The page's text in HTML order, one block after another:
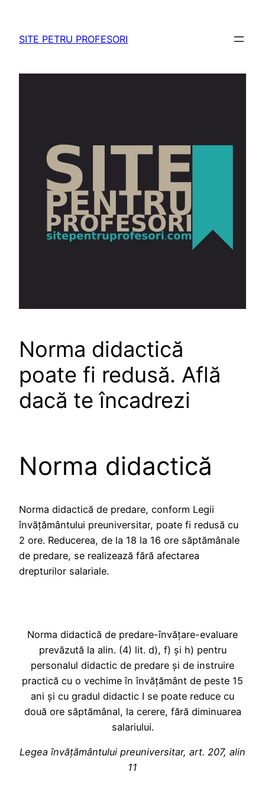
conținut
SITE PETRU PROFESORI
Norma didactică
poate fi redusă. Află
dacă te încadrezi
Norma didactică
Norma didactică de predare, conform Legii
învățământului preuniversitar, poate fi redusă cu
2 ore. Reducerea, de la 18 la 16 ore săptămânale
de predare, se realizează fără afectarea
drepturilor salariale.
Norma didactică de predare-învățare-evaluare
prevăzută la alin. (4) lit. d), f) și h) pentru
personalul didactic de predare și de instruire
practică cu o vechime în învățământ de peste 15
ani și cu gradul didactic I se poate reduce cu
două ore săptămânal, la cerere, fără diminuarea
salariului.
Legea învățământului preuniversitar, art. 207, alin
11